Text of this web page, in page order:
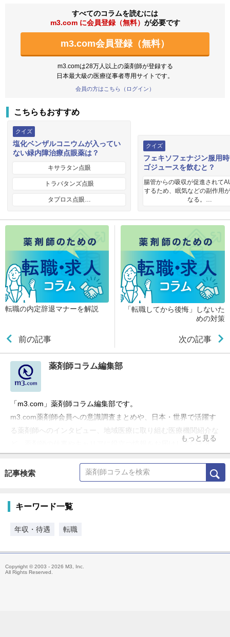
すべてのコラムを読むには
m3.com に会員登録（無料） が必要です
m3.com会員登録（無料）
m3.comは28万人以上の薬剤師が登録する
日本最大級の医療従事者専用サイトです。
会員の方はこちら（ログイン）
こちらもおすすめ
クイズ
塩化ベンザルコニウムが入ってい
ない緑内障治療点眼薬は？
キサラタン点眼
トラバタンズ点眼
タプロス点眼…
クイズ
フェキソフェナジン服用
ゴジュースを飲むと？
腸管からの吸収が促進されて
するため、眠気などの副作用
なる。…
転職の内定辞退マナーを解説
前の記事
「転職してから後悔」しないた
めの対策
次の記事
薬剤師コラム編集部
「m3.com」薬剤師コラム編集部です。
m3.com薬剤師会員への意識調査まとめや、日本・世界で活躍す
る薬剤師へのインタビュー、地域医療に取り組む医療機関紹介な
ど、薬剤師の仕事やキャリアに役立つ情報をお届けしています。
もっと見る
記事検索
キーワード一覧
年収・待遇 転職
Copyright © 2003 - 2026 M3, Inc.
All Rights Reserved.